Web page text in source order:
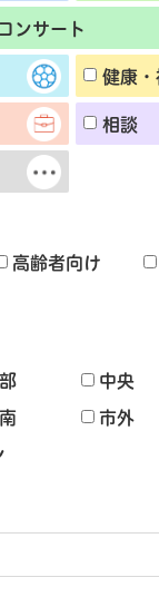
ンサート
健康・
相談
高齢者向け
中央
市外